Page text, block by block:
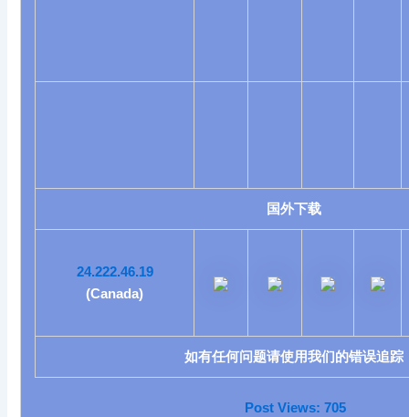
国外下载
24.222.46.19
(Canada)
如有任何问题请使用我们的错误追踪
Post Views: 705